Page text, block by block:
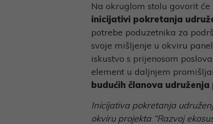
Na okruglom stolu govorit će
inicijativi pokretanja
potrebe poduzetnika za
svoje mišljenje u okviru
iskustvo s prijenosom
element u daljnjem
budućih članova
Inicijativa pokretanja
okviru projekta “Razvoj